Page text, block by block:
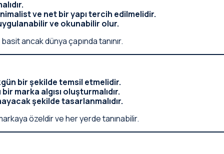
ve net bir yapı tercih edilmelidir.
ve okunabilir olur.
ancak dünya çapında tanınır.
bir şekilde temsil etmelidir.
marka algısı oluşturmalıdır.
şekilde tasarlanmalıdır.
özeldir ve her yerde tanınabilir.